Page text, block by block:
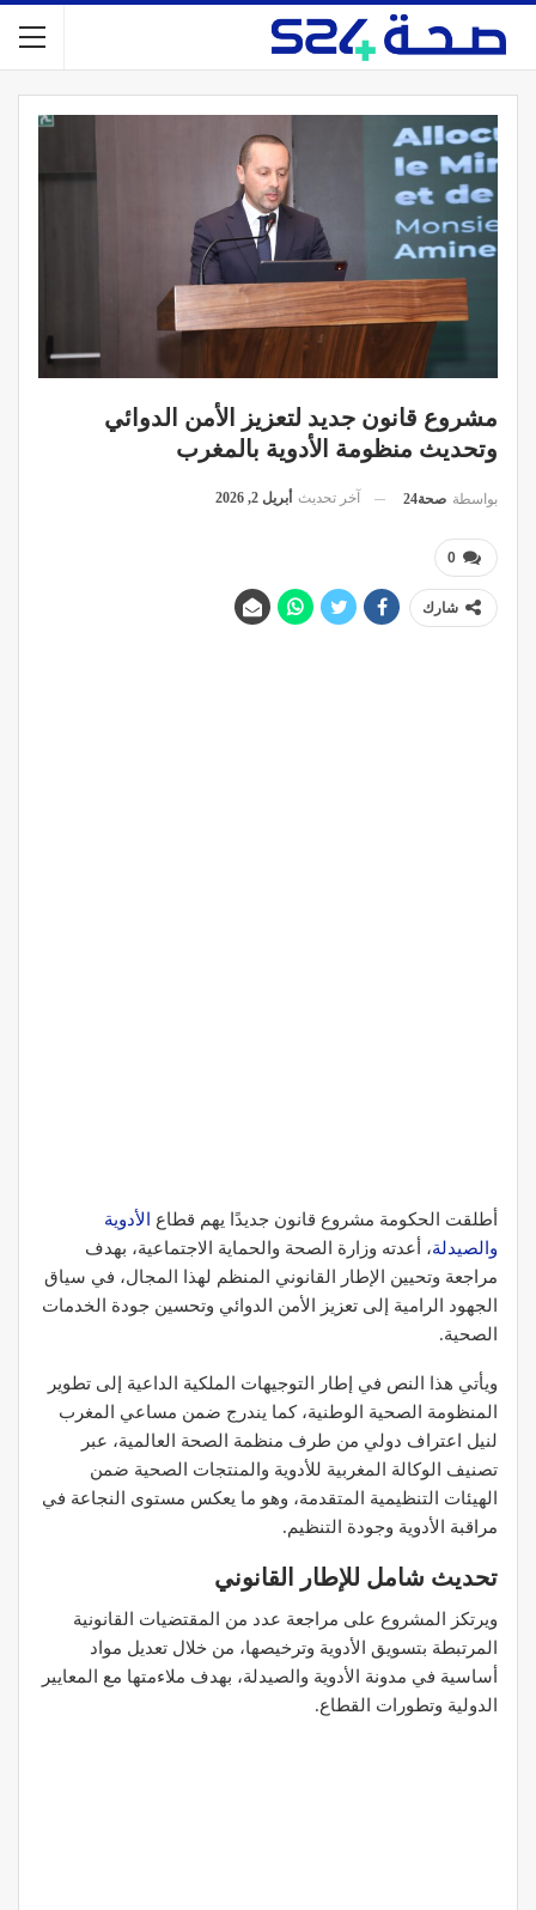
مشروع قانون جديد لتعزيز الأمن الدوائي
وتحديث منظومة الأدوية بالمغرب
بواسطة صحة24 آخر تحديث أبريل 2, 2026
0
شارك
أطلقت الحكومة مشروع قانون جديدًا يهم قطاع الأدوية
والصيدلة، أعدته وزارة الصحة والحماية الاجتماعية، بهدف
مراجعة وتحيين الإطار القانوني المنظم لهذا المجال، في سياق
الجهود الرامية إلى تعزيز الأمن الدوائي وتحسين جودة الخدمات
الصحية.
ويأتي هذا النص في إطار التوجيهات الملكية الداعية إلى تطوير
المنظومة الصحية الوطنية، كما يندرج ضمن مساعي المغرب
لنيل اعتراف دولي من طرف منظمة الصحة العالمية، عبر
تصنيف الوكالة المغربية للأدوية والمنتجات الصحية ضمن
الهيئات التنظيمية المتقدمة، وهو ما يعكس مستوى النجاعة في
مراقبة الأدوية وجودة التنظيم.
تحديث شامل للإطار القانوني
ويرتكز المشروع على مراجعة عدد من المقتضيات القانونية
المرتبطة بتسويق الأدوية وترخيصها، من خلال تعديل مواد
أساسية في مدونة الأدوية والصيدلة، بهدف ملاءمتها مع المعايير
الدولية وتطورات القطاع.